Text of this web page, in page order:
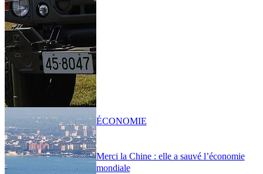
Merci la Chine : elle a sauvé l’économie
mondiale
ÉCONOMIE